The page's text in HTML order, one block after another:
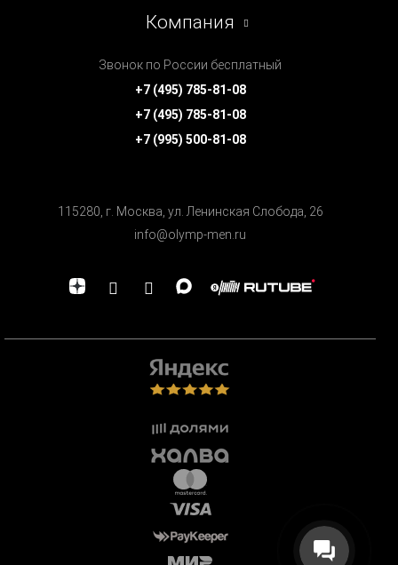
Компания
Звонок по России бесплатный
+7 (495) 785-81-08
+7 (495) 785-81-08
+7 (995) 500-81-08
115280, г. Москва, ул. Ленинская Cлобода, 26
info@olymp-men.ru